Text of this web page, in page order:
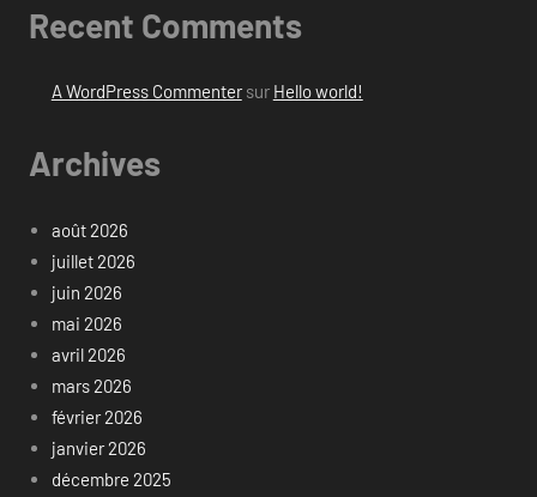
Recent Comments
A WordPress Commentersur Hello world!
Archives
août 2026
juillet 2026
juin 2026
mai 2026
avril 2026
mars 2026
février 2026
janvier 2026
décembre 2025